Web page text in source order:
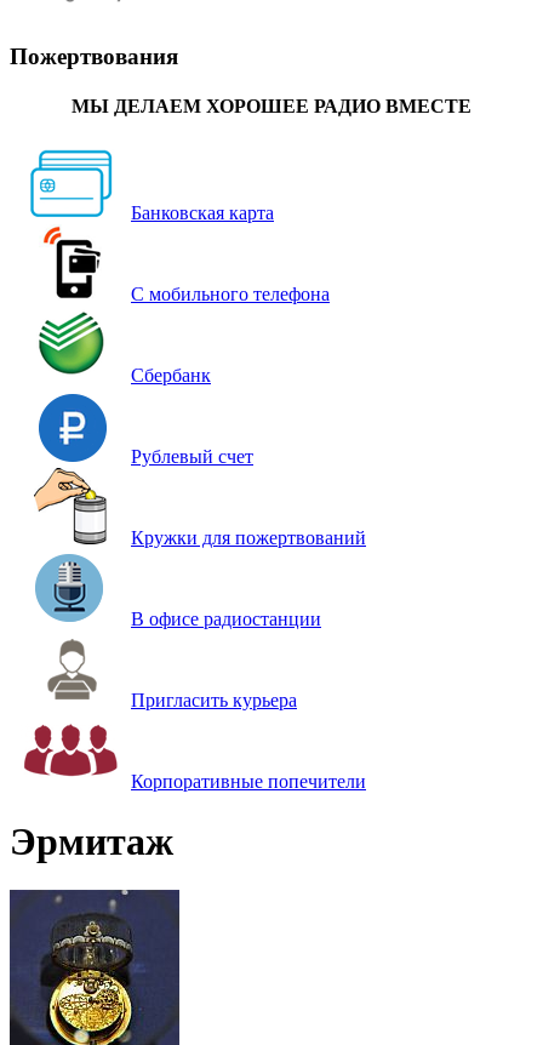
Пожертвования
МЫ ДЕЛАЕМ ХОРОШЕЕ РАДИО ВМЕСТЕ
Банковская карта
С мобильного телефона
Сбербанк
Рублевый счет
Кружки для пожертвований
В офисе радиостанции
Пригласить курьера
Корпоративные попечители
Эрмитаж